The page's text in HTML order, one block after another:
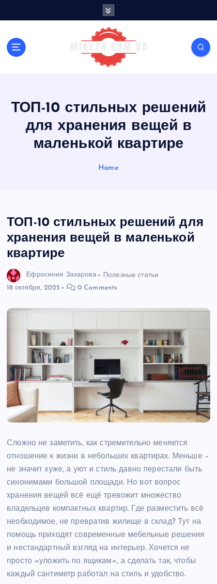
ТОП-10 стильных решений
для хранения вещей в
маленькой квартире
Home
ТОП-10 стильных решений для
хранения вещей в маленькой
квартире
Ефросиния Захарова
Полезные статьи
18 октября, 2025
0 Comments
Сложно не заметить, как стремительно меняется
отношение к жизни в небольших квартирах. Меньше –
не значит хуже, а уют и стиль давно перестали быть
синонимами большой площади. Но вот вопрос
хранения вещей всё ещё тревожит множество
владельцев компактных квартир. Где разместить всё
необходимое, не превратив жилище в склад? Тут на
помощь приходят современные мебельные решения
и нестандартный взгляд на интерьер. Хочется не
просто «уложить по ящикам», а сделать так, чтобы
каждый сантиметр работал на стиль и удобство.